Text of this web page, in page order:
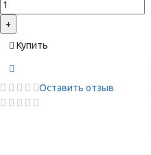
+
Купить
Оставить отзыв